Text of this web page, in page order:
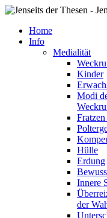
Home
Info
Medialität
Kinder
Modi
Fratzen
Hülle
Erdung
Innere
der